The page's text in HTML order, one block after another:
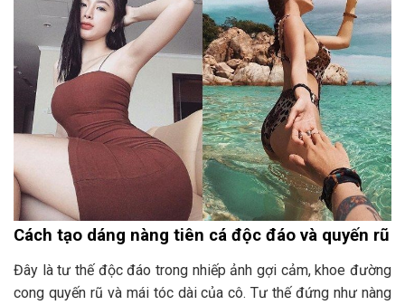
Cách tạo dáng nàng tiên cá độc đáo và quyến rũ
Đây là tư thế độc đáo trong nhiếp ảnh gợi cảm, khoe đường
cong quyến rũ và mái tóc dài của cô. Tư thế đứng như nàng